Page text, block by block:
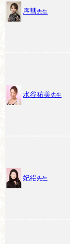
序彗先生
水谷祐美先生
妃絽先生